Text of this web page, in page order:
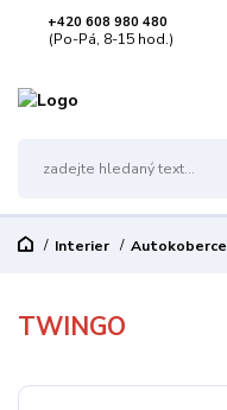
+420 608 980 480
(Po-Pá, 8-15 hod.)
Interier Autokoberce
TWINGO